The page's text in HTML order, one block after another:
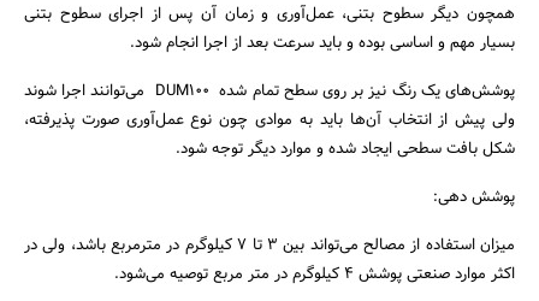
همچون دیگر سطوح بتنی، عمل‌آوری و زمان آن پس از اجرای سطوح بتنی
بسیار مهم و اساسی بوده و باید سرعت بعد از اجرا انجام شود.
پوشش‌های یک رنگ نیز بر روی سطح تمام شده DUM100 می‌توانند اجرا شوند
ولی پیش از انتخاب آن‌ها باید به موادی چون نوع عمل‌آوری صورت پذیرفته،
شکل بافت سطحی ایجاد شده و موارد دیگر توجه شود.
پوشش دهی:
میزان استفاده از مصالح می‌تواند بین 3 تا 7 کیلوگرم در مترمربع باشد، ولی در
اکثر موارد صنعتی پوشش 4 کیلوگرم در متر مربع توصیه می‌شود.